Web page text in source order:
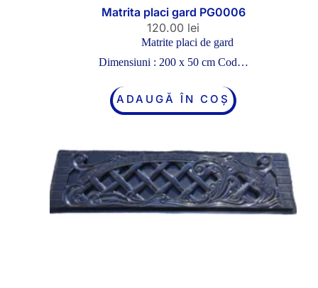
Matrita placi gard PG0006
120.00 lei
Matrite placi de gard
Dimensiuni : 200 x 50 cm Cod…
ADAUGĂ ÎN COȘ